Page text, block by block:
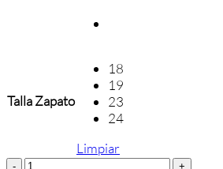
Talla Zapato
18
19
23
24
Limpiar
Zapato